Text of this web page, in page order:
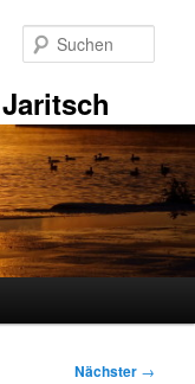
Nächster →